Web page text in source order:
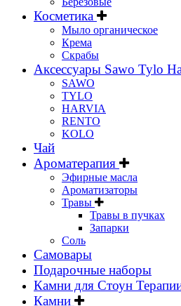
Косметика
Мыло органическое
Крема
Скрабы
Аксессуары Sawo Tylo
SAWO
TYLO
HARVIA
RENTO
KOLO
Чай
Ароматерапия
Эфирные масла
Ароматизаторы
Травы
Травы в пучках
Запарки
Соль
Самовары
Подарочные наборы
Камни для Стоун
Камни